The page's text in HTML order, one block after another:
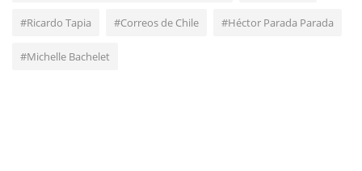
#Ricardo Tapia #Correos de Chile #Héctor Parada Parada
#Michelle Bachelet